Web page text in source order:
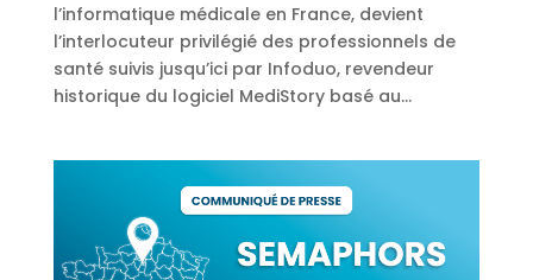
l’informatique médicale en France, devient
l’interlocuteur privilégié des professionnels de
santé suivis jusqu’ici par Infoduo, revendeur
historique du logiciel MediStory basé au...